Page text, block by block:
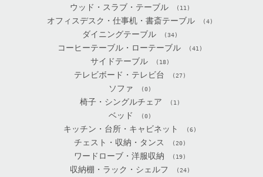
ウッド・スラブ・テーブル (11)
オフィスデスク・仕事机・書斎テーブル (4)
ダイニングテーブル (34)
コーヒーテーブル・ローテーブル (41)
サイドテーブル (18)
テレビボード・テレビ台 (27)
ソファ (0)
椅子・シングルチェア (1)
ベッド (0)
キッチン・台所・キャビネット (6)
チェスト・収納・タンス (20)
ワードローブ・洋服収納 (19)
収納棚・ラック・シェルフ (24)